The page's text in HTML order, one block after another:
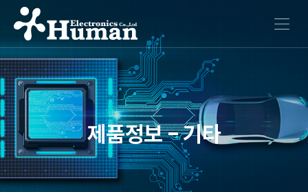
메뉴 열기
제품정보 - 기타